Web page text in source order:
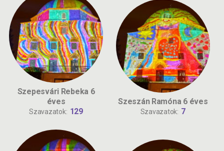
Szepesvári Rebeka 6
éves
Szavazatok: 129
Szeszán Ramóna 6 éves
Szavazatok: 7